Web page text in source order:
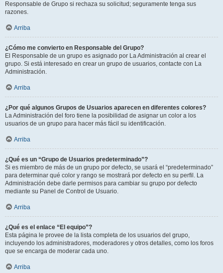
Responsable de Grupo si rechaza su solicitud; seguramente tenga sus
razones.
Arriba
¿Cómo me convierto en Responsable del Grupo?
El Responsable de un grupo es asignado por La Administración al crear el
grupo. Si está interesado en crear un grupo de usuarios, contacte con La
Administración.
Arriba
¿Por qué algunos Grupos de Usuarios aparecen en diferentes colores?
La Administración del foro tiene la posibilidad de asignar un color a los
usuarios de un grupo para hacer más fácil su identificación.
Arriba
¿Qué es un “Grupo de Usuarios predeterminado”?
Si es miembro de más de un grupo por defecto, se usará el “predeterminado”
para determinar qué color y rango se mostrará por defecto en su perfil. La
Administración debe darle permisos para cambiar su grupo por defecto
mediante su Panel de Control de Usuario.
Arriba
¿Qué es el enlace “El equipo”?
Esta página le provee de la lista completa de los usuarios del grupo,
incluyendo los administradores, moderadores y otros detalles, como los foros
que se encarga de moderar cada uno.
Arriba